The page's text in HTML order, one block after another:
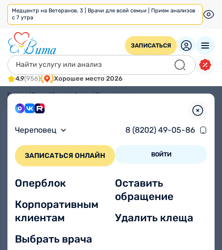
Медцентр на Ветеранов, 3 | Врачи для всей семьи | Прием анализов
с 7 утра
ЗАПИСАТЬСЯ
4,9(956) Хорошее место 2026
Череповец 8 (8202) 49-05-86
ЗАПИСАТЬСЯ ОНЛАЙН ВОЙТИ
Оперблок
Корпоративным
клиентам
Выбрать врача
Оставить
обращение
Удалить клеща
Главная/Врачи/Семенов Алексей Вячеславович